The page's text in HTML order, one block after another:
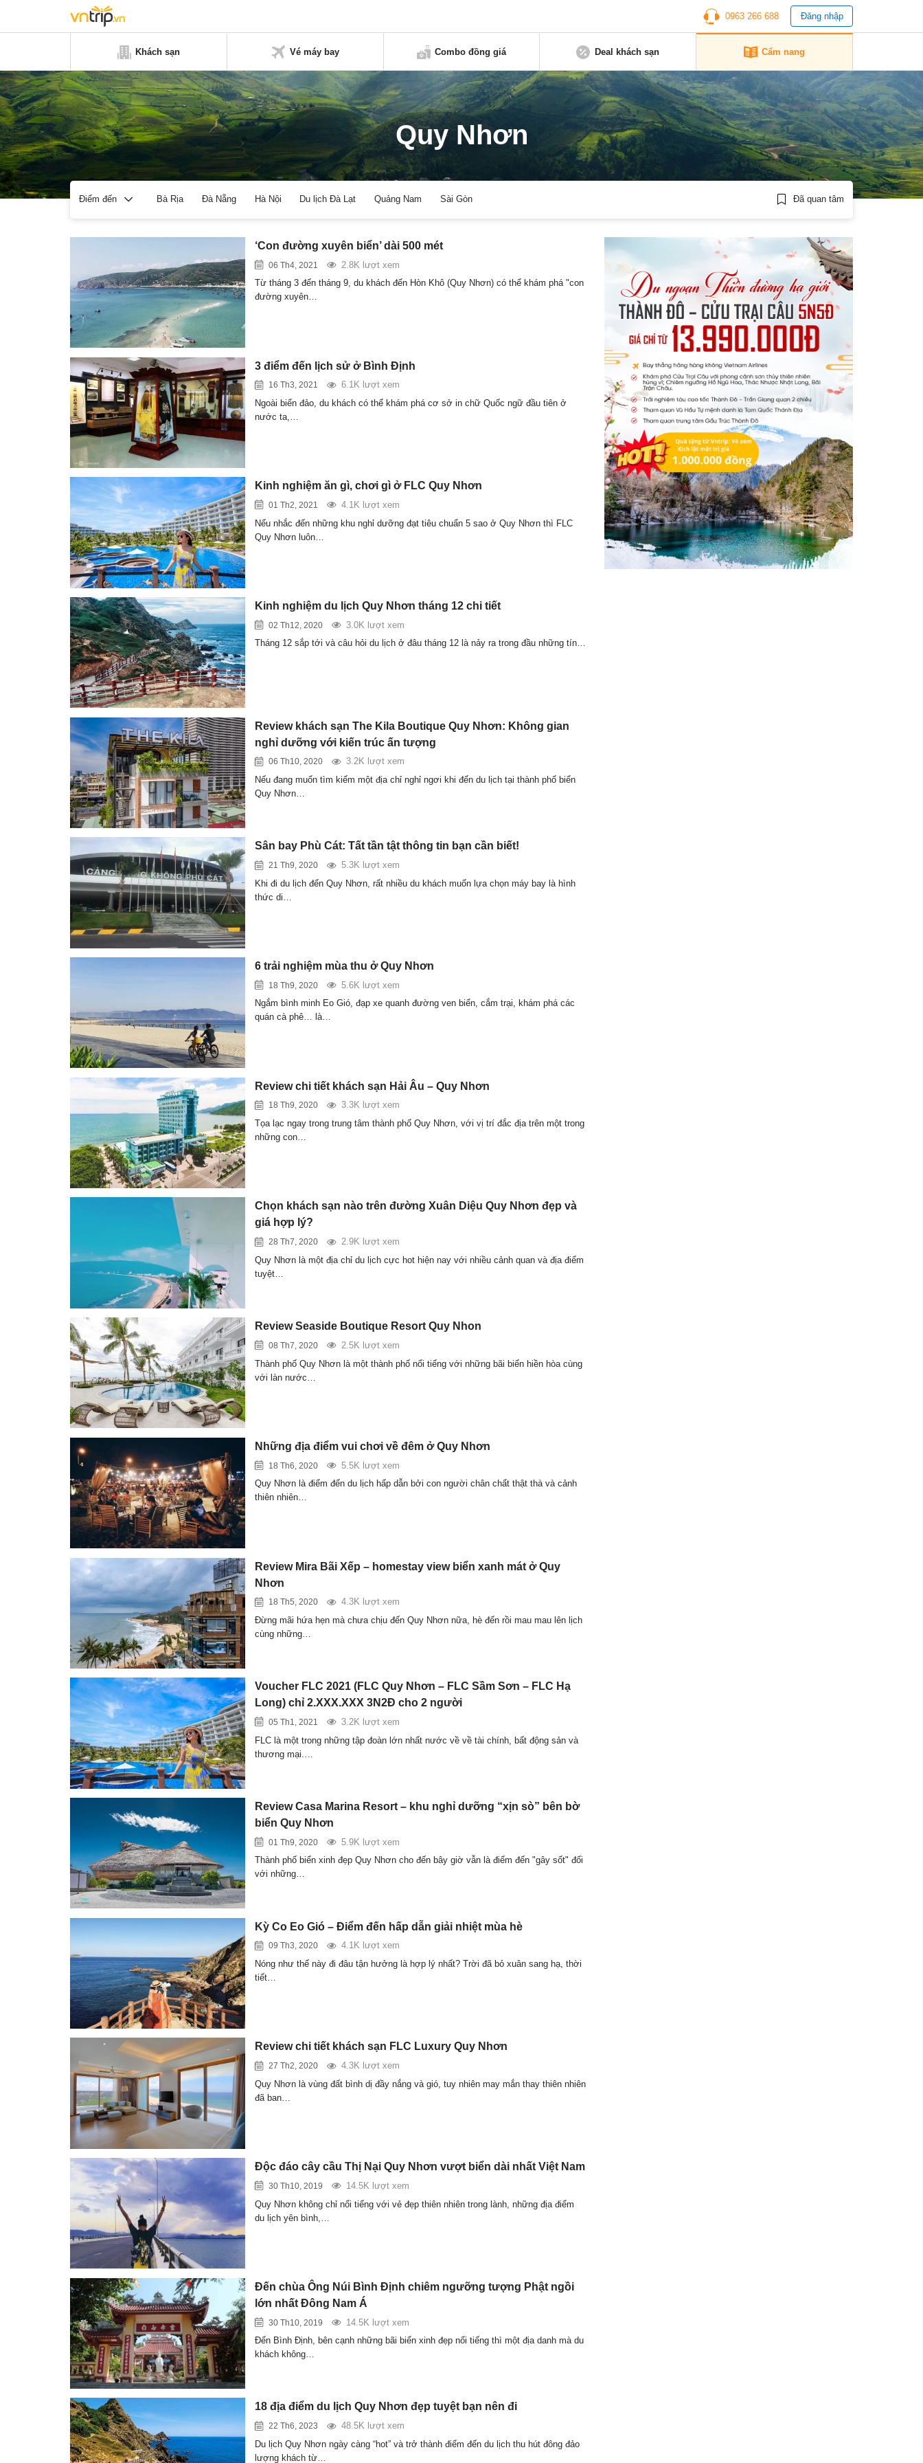
0963 266 688 Đăng nhập
Khách sạn Vé máy bay Combo đồng giá Deal khách sạn Cẩm nang
Quy Nhơn
Điểm đến Bà Rịa Đà Nẵng Hà Nội Du lịch Đà Lạt Quảng Nam Sài Gòn Đã quan tâm
‘Con đường xuyên biển’ dài 500 mét
06 Th4, 2021
2.8K lượt xem
Từ tháng 3 đến tháng 9, du khách đến Hòn Khô (Quy Nhơn) có thể khám phá "con
đường xuyên…
3 điểm đến lịch sử ở Bình Định
16 Th3, 2021
6.1K lượt xem
Ngoài biển đảo, du khách có thể khám phá cơ sở in chữ Quốc ngữ đầu tiên ở
nước ta,…
Kinh nghiệm ăn gì, chơi gì ở FLC Quy Nhơn
01 Th2, 2021
4.1K lượt xem
Nếu nhắc đến những khu nghỉ dưỡng đạt tiêu chuẩn 5 sao ở Quy Nhơn thì FLC
Quy Nhơn luôn…
Kinh nghiệm du lịch Quy Nhơn tháng 12 chi tiết
02 Th12, 2020
3.0K lượt xem
Tháng 12 sắp tới và câu hỏi du lịch ở đâu tháng 12 là nảy ra trong đầu những tín…
Review khách sạn The Kila Boutique Quy Nhơn: Không gian
nghỉ dưỡng với kiến trúc ấn tượng
06 Th10, 2020
3.2K lượt xem
Nếu đang muốn tìm kiếm một địa chỉ nghỉ ngơi khi đến du lịch tại thành phố biển
Quy Nhơn…
Sân bay Phù Cát: Tất tần tật thông tin bạn cần biết!
21 Th9, 2020
5.3K lượt xem
Khi đi du lịch đến Quy Nhơn, rất nhiều du khách muốn lựa chọn máy bay là hình
thức di…
6 trải nghiệm mùa thu ở Quy Nhơn
18 Th9, 2020
5.6K lượt xem
Ngắm bình minh Eo Gió, đạp xe quanh đường ven biển, cắm trại, khám phá các
quán cà phê… là…
Review chi tiết khách sạn Hải Âu – Quy Nhơn
18 Th9, 2020
3.3K lượt xem
Tọa lạc ngay trong trung tâm thành phố Quy Nhơn, với vị trí đắc địa trên một trong
những con…
Chọn khách sạn nào trên đường Xuân Diệu Quy Nhơn đẹp và
giá hợp lý?
28 Th7, 2020
2.9K lượt xem
Quy Nhơn là một địa chỉ du lịch cực hot hiện nay với nhiều cảnh quan và địa điểm
tuyệt…
Review Seaside Boutique Resort Quy Nhon
08 Th7, 2020
2.5K lượt xem
Thành phố Quy Nhơn là một thành phố nổi tiếng với những bãi biển hiền hòa cùng
với làn nước…
Những địa điểm vui chơi về đêm ở Quy Nhơn
18 Th6, 2020
5.5K lượt xem
Quy Nhơn là điểm đến du lịch hấp dẫn bởi con người chân chất thật thà và cảnh
thiên nhiên…
Review Mira Bãi Xếp – homestay view biển xanh mát ở Quy
Nhơn
18 Th5, 2020
4.3K lượt xem
Đừng mãi hứa hẹn mà chưa chịu đến Quy Nhơn nữa, hè đến rồi mau mau lên lịch
cùng những…
Voucher FLC 2021 (FLC Quy Nhơn – FLC Sầm Sơn – FLC Hạ
Long) chỉ 2.XXX.XXX 3N2Đ cho 2 người
05 Th1, 2021
3.2K lượt xem
FLC là một trong những tập đoàn lớn nhất nước về về tài chính, bất động sản và
thương mại.…
Review Casa Marina Resort – khu nghỉ dưỡng “xịn sò” bên bờ
biển Quy Nhơn
01 Th9, 2020
5.9K lượt xem
Thành phố biển xinh đẹp Quy Nhơn cho đến bây giờ vẫn là điểm đến "gây sốt" đối
với những…
Kỳ Co Eo Gió – Điểm đến hấp dẫn giải nhiệt mùa hè
09 Th3, 2020
4.1K lượt xem
Nóng như thế này đi đâu tận hưởng là hợp lý nhất? Trời đã bỏ xuân sang hạ, thời
tiết…
Review chi tiết khách sạn FLC Luxury Quy Nhơn
27 Th2, 2020
4.3K lượt xem
Quy Nhơn là vùng đất bình dị đầy nắng và gió, tuy nhiên may mắn thay thiên nhiên
đã ban…
Độc đáo cây cầu Thị Nại Quy Nhơn vượt biển dài nhất Việt Nam
30 Th10, 2019
14.5K lượt xem
Quy Nhơn không chỉ nổi tiếng với vẻ đẹp thiên nhiên trong lành, những địa điểm
du lịch yên bình,…
Đến chùa Ông Núi Bình Định chiêm ngưỡng tượng Phật ngồi
lớn nhất Đông Nam Á
30 Th10, 2019
14.5K lượt xem
Đến Bình Định, bên cạnh những bãi biển xinh đẹp nổi tiếng thì một địa danh mà du
khách không…
18 địa điểm du lịch Quy Nhơn đẹp tuyệt bạn nên đi
22 Th6, 2023
48.5K lượt xem
Du lịch Quy Nhơn ngày càng “hot” và trở thành điểm đến du lịch thu hút đông đảo
lượng khách từ…